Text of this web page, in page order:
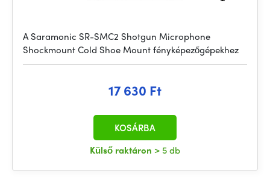
A Saramonic SR-SMC2 Shotgun Microphone
Shockmount Cold Shoe Mount fényképezőgépekhez
17 630 Ft
Külső raktáron > 5 db
KOSÁRBA